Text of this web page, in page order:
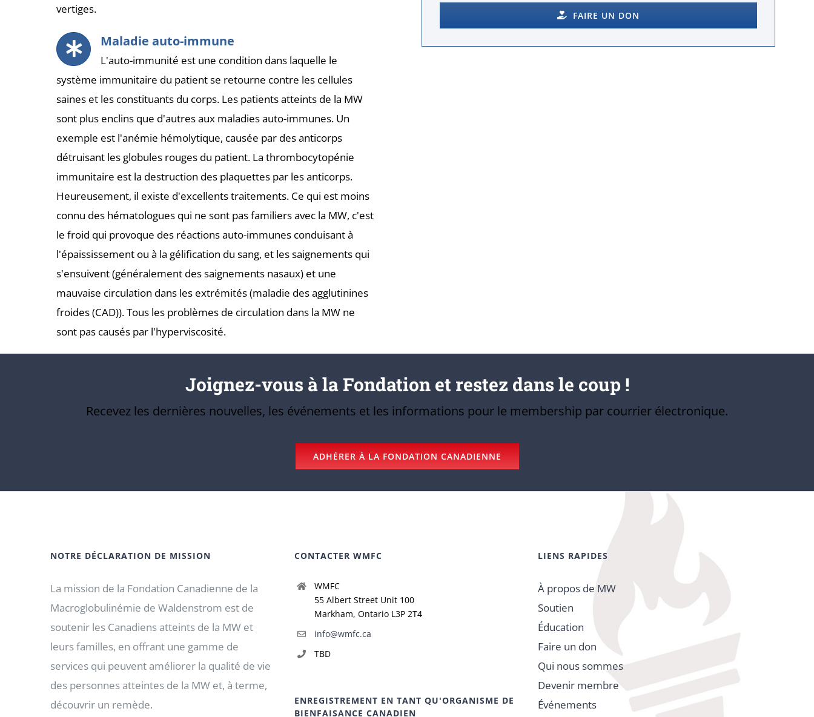
vertiges.
Maladie auto-immune
L'auto-immunité est une condition dans laquelle le
système immunitaire du patient se retourne contre les cellules
saines et les constituants du corps. Les patients atteints de la MW
sont plus enclins que d'autres aux maladies auto-immunes. Un
exemple est l'anémie hémolytique, causée par des anticorps
détruisant les globules rouges du patient. La thrombocytopénie
immunitaire est la destruction des plaquettes par les anticorps.
Heureusement, il existe d'excellents traitements. Ce qui est moins
connu des hématologues qui ne sont pas familiers avec la MW, c'est
le froid qui provoque des réactions auto-immunes conduisant à
l'épaississement ou à la gélification du sang, et les saignements qui
s'ensuivent (généralement des saignements nasaux) et une
mauvaise circulation dans les extrémités (maladie des agglutinines
froides (CAD)). Tous les problèmes de circulation dans la MW ne
sont pas causés par l'hyperviscosité.
FAIRE UN DON
Joignez-vous à la Fondation et restez dans le coup !
Recevez les dernières nouvelles, les événements et les informations pour le membership par courrier électronique.
ADHÉRER À LA FONDATION CANADIENNE
NOTRE DÉCLARATION DE MISSION
La mission de la Fondation Canadienne de la
Macroglobulinémie de Waldenstrom est de
soutenir les Canadiens atteints de la MW et
leurs familles, en offrant une gamme de
services qui peuvent améliorer la qualité de vie
des personnes atteintes de la MW et, à terme,
découvrir un remède.
CONTACTER WMFC
WMFC
55 Albert Street Unit 100
Markham, Ontario L3P 2T4
info@wmfc.ca
TBD
ENREGISTREMENT EN TANT QU'ORGANISME DE
BIENFAISANCE CANADIEN
LIENS RAPIDES
À propos de MW
Soutien
Éducation
Faire un don
Qui nous sommes
Devenir membre
Événements